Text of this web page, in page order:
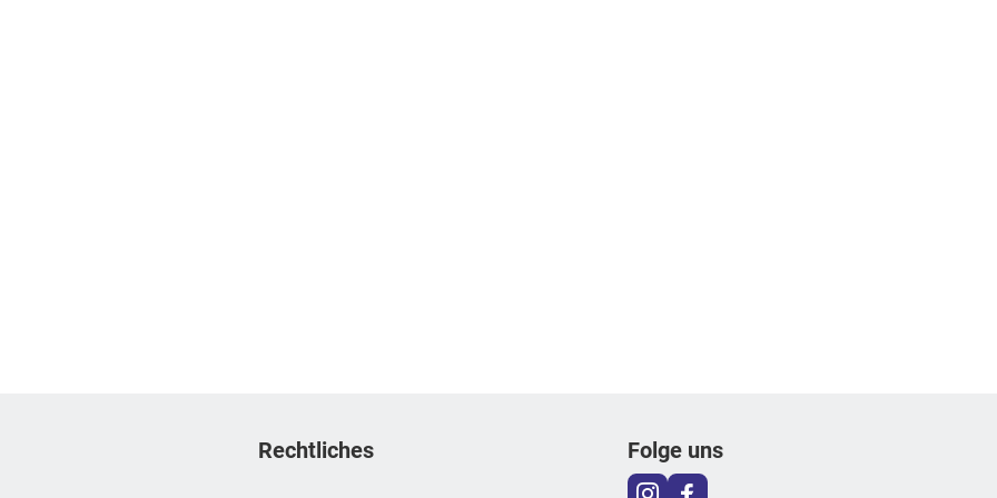
Rechtliches Folge uns